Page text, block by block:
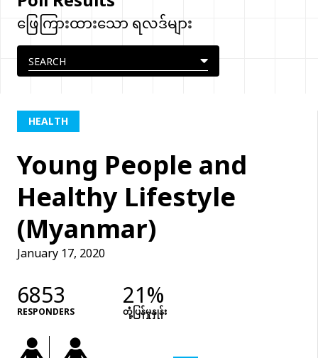
ဖြေကြားထားသော ရလဒ်များ
HEALTH
Young People and
Healthy Lifestyle
(Myanmar)
January 17, 2020
6853
RESPONDERS
21%
တုံံ့ပြန်မှုနှုန်း